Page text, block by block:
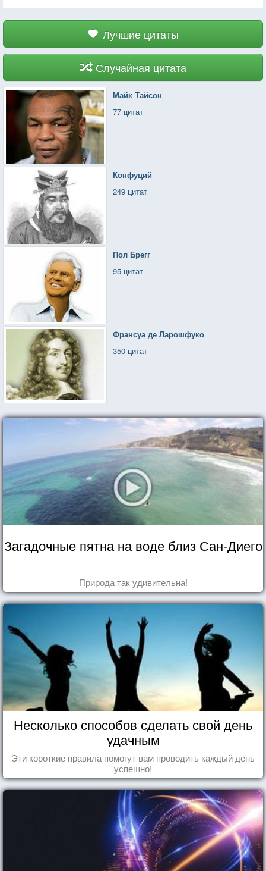
Лучшие цитаты
Случайная цитата
Майк Тайсон
77 цитат
Конфуций
249 цитат
Пол Брегг
95 цитат
Франсуа де Ларошфуко
350 цитат
Загадочные пятна на воде близ Сан-Диего
Природа так удивительна!
Несколько способов сделать свой день
удачным
Эти короткие правила помогут вам проводить каждый день
успешно!